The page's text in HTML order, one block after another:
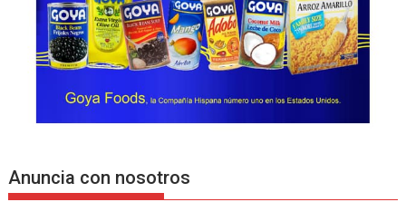
Anuncia con nosotros